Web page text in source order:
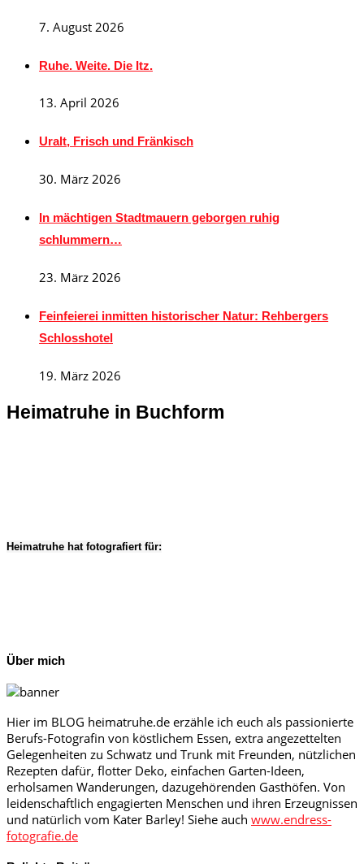
7. August 2026
Ruhe. Weite. Die Itz.
13. April 2026
Uralt, Frisch und Fränkisch
30. März 2026
In mächtigen Stadtmauern geborgen ruhig
schlummern…
23. März 2026
Feinfeierei inmitten historischer Natur: Rehbergers
Schlosshotel
19. März 2026
Heimatruhe in Buchform
Heimatruhe hat fotografiert für:
Über mich
Hier im BLOG heimatruhe.de erzähle ich euch als passionierte
Berufs-Fotografin von köstlichem Essen, extra angezettelten
Gelegenheiten zu Schwatz und Trunk mit Freunden, nützlichen
Rezepten dafür, flotter Deko, einfachen Garten-Ideen,
erholsamen Wanderungen, dazugehörenden Gasthöfen. Von
leidenschaftlich engagierten Menschen und ihren Erzeugnissen
und natürlich vom Kater Barley! Siehe auch www.endress-
fotografie.de